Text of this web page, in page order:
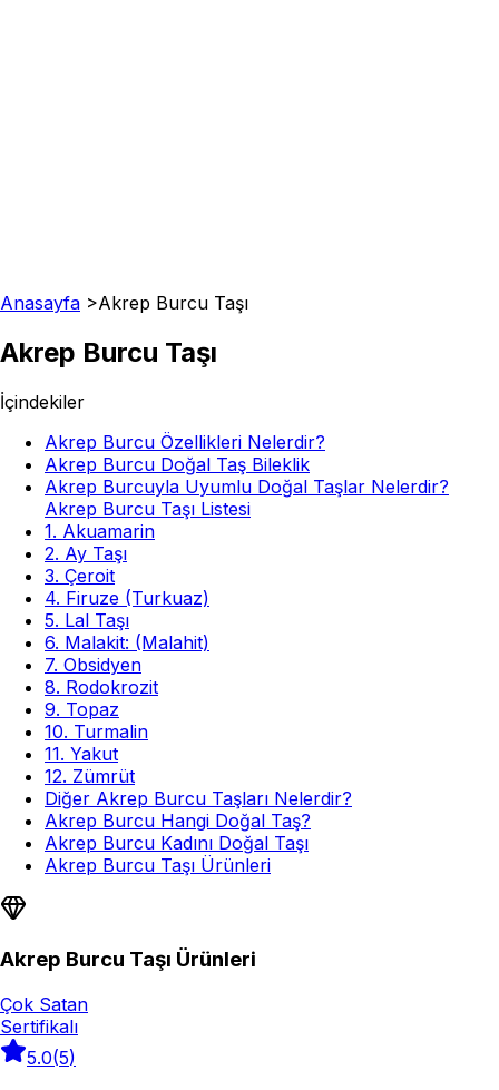
Anasayfa >Akrep Burcu Taşı
Akrep Burcu Taşı
İçindekiler
Akrep Burcu Özellikleri Nelerdir?
Akrep Burcu Doğal Taş Bileklik
Akrep Burcuyla Uyumlu Doğal Taşlar Nelerdir?
Akrep Burcu Taşı Listesi
1. Akuamarin
2. Ay Taşı
3. Çeroit
4. Firuze (Turkuaz)
5. Lal Taşı
6. Malakit: (Malahit)
7. Obsidyen
8. Rodokrozit
9. Topaz
10. Turmalin
11. Yakut
12. Zümrüt
Diğer Akrep Burcu Taşları Nelerdir?
Akrep Burcu Hangi Doğal Taş?
Akrep Burcu Kadını Doğal Taşı
Akrep Burcu Taşı Ürünleri
Akrep Burcu Taşı Ürünleri
Çok Satan
Sertifikalı
5.0(5)